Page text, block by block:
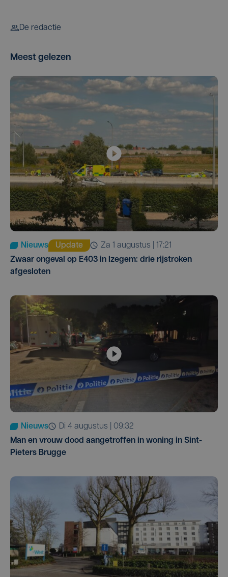
De redactie
Meest gelezen
Nieuws Update
za 1 augustus | 17:21
Zwaar ongeval op E403 in Izegem: drie rijstroken
afgesloten
Nieuws
di 4 augustus | 09:32
Man en vrouw dood aangetroffen in woning in Sint-
Pieters Brugge